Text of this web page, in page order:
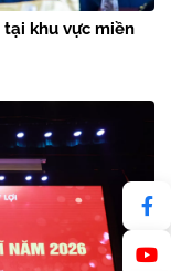
khu vực miền